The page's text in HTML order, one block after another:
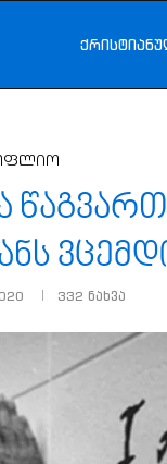
332 ნახვა